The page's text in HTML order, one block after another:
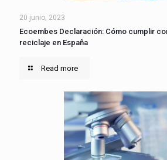
20 junio, 2023
Ecoembes Declaración: Cómo cumplir
reciclaje en España
Read more